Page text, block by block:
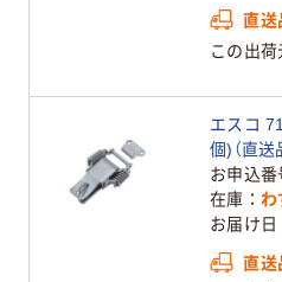
直送
この出荷
エスコ
個)（直送
お申込番
在庫
わ
お届け日
直送